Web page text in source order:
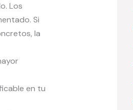
Los
Si
la
en tu